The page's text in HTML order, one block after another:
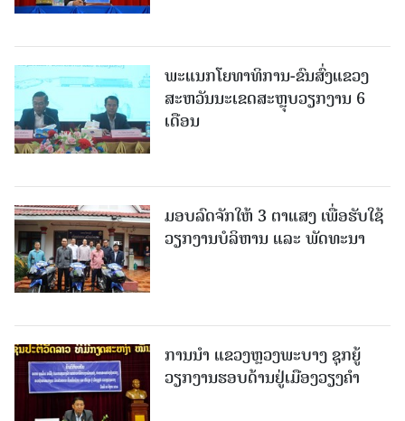
ພະແນກໂຍທາທິການ-ຂົນສົ່ງແຂວງ
ສະຫວັນນະເຂດສະຫຼຸບວຽກງານ 6
ເດືອນ
ມອບລົດຈັກໃຫ້ 3 ຕາແສງ ເພື່ອຮັບໃຊ້
ວຽກງານບໍລິຫານ ແລະ ພັດທະນາ
ການນຳ ແຂວງຫຼວງພະບາງ ຊຸກຍູ້
ວຽກງານຮອບດ້ານຢູ່ເມືອງວຽງຄໍາ